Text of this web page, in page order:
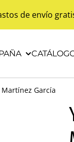
de envío
García